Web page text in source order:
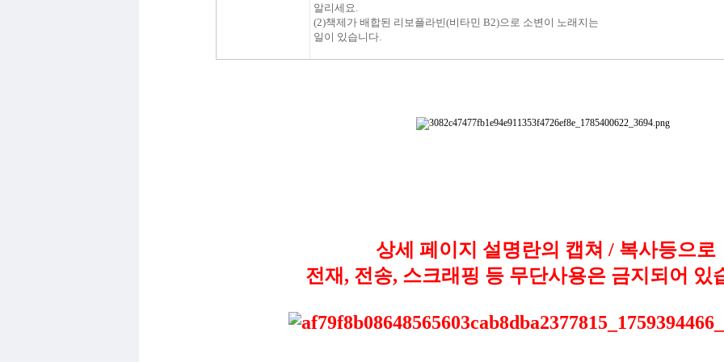
알리세요.
(2)책제가 배합된 리보플라빈(비타민 B2)으로 소변이 노래지는
일이 있습니다.
상세 페이지 설명란의 캡쳐 / 복사등으로
전재, 전송, 스크래핑 등 무단사용은 금지되어 있